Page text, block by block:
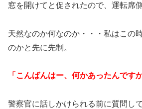
窓を開けてと促されたので、運転席
天然なのか何なのか・・・私はこの
のかと先に先制。
「こんばんはー、何かあったんですか
警察官に話しかけられる前に質問し